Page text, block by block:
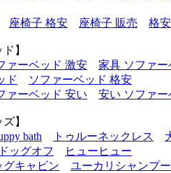
座椅子 格安 座椅子 販売 格
】
ァーベッド 激安
家具 ソファー
ド
ソファーベッド 格安
ァーベッド 安い 安い ソファー
】
bath トゥルーネックレス
ドッグオフ
ヒューヒュー
グキャビン ユーカリシャンプー